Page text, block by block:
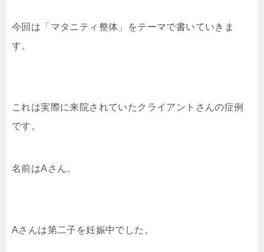
今回は「マタニティ整体」をテーマで書いていきま
す。
これは実際に来院されていたクライアントさんの症例
です。
名前はAさん。
Aさんは第二子を妊娠中でした。